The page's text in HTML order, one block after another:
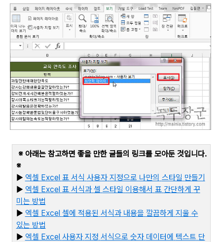
※ 아래는 참고하면 좋을 만한 글들의 링크를 모아둔 것입니다.
※
▶ 엑셀 Excel 표 서식 사용자 지정으로 나만의 스타일 만들기
▶ 엑셀 Excel 표 서식과 셀 스타일 이용해서 표 간단하게 꾸
미는 방법
▶ 엑셀 Excel 셀에 적용된 서식과 내용을 깔끔하게 지울 수
있는 방법
▶ 엑셀 Excel 사용자 지정 서식으로 숫자 데이터에 텍스트 단